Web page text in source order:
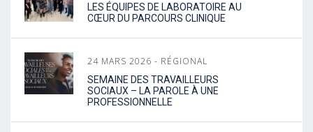
LES ÉQUIPES DE LABORATOIRE AU
CŒUR DU PARCOURS CLINIQUE
24 MARS 2026 - RÉGIONAL
SEMAINE DES TRAVAILLEURS
SOCIAUX – LA PAROLE À UNE
PROFESSIONNELLE